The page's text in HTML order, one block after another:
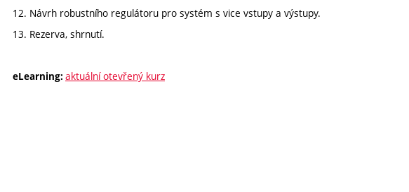
12. Návrh robustního regulátoru pro systém s vice vstupy a výstupy.
13. Rezerva, shrnutí.
eLearning: aktuální otevřený kurz